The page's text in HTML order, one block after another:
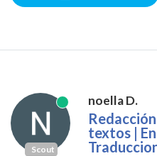
Scout
noella D.
textos |